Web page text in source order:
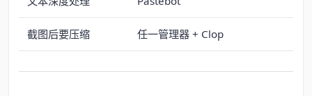
截图后要压缩 任一管理器 + Clop